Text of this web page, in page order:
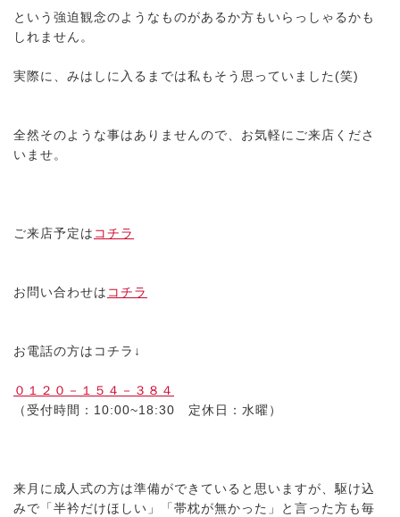
という強迫観念のようなものがあるか方もいらっしゃるかも
しれません。
実際に、みはしに入るまでは私もそう思っていました(笑)
全然そのような事はありませんので、お気軽にご来店くださ
いませ。
ご来店予定は コチラ
お問い合わせは コチラ
お電話の方はコチラ↓
０１２０－１５４－３８４
（受付時間：10:00~18:30 定休日：水曜）
来月に成人式の方は準備ができていると思いますが、駆け込
みで「半衿だけほしい」「帯枕が無かった」と言った方も毎